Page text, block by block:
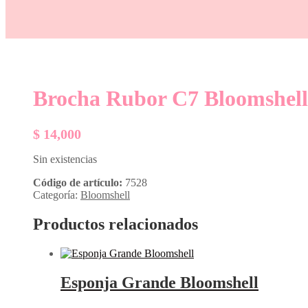
Brocha Rubor C7 Bloomshell
$ 14,000
Sin existencias
Código de artículo: 7528
Categoría: Bloomshell
Productos relacionados
Esponja Grande Bloomshell